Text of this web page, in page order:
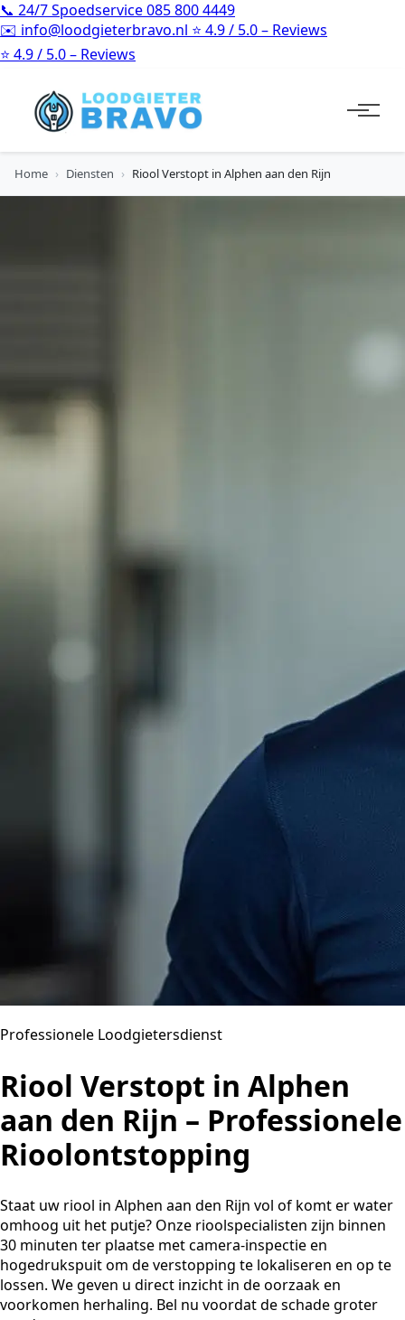
📞 24/7 Spoedservice085 800 4449
✉️ info@loodgieterbravo.nl ⭐ 4.9 / 5.0 – Reviews
⭐ 4.9 / 5.0 – Reviews
Home › Diensten › Riool Verstopt in Alphen aan den Rijn
Professionele Loodgietersdienst
Riool Verstopt in Alphen
aan den Rijn – Professionele
Rioolontstopping
Staat uw riool in Alphen aan den Rijn vol of komt er water
omhoog uit het putje? Onze rioolspecialisten zijn binnen
30 minuten ter plaatse met camera-inspectie en
hogedrukspuit om de verstopping te lokaliseren en op te
lossen. We geven u direct inzicht in de oorzaak en
voorkomen herhaling. Bel nu voordat de schade groter